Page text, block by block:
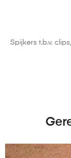
Spijkers t.b.v.